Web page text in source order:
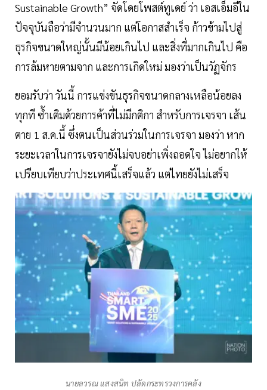
Sustainable Growth” จัดโดยโพสต์ทูเดย์ ว่า เอสเอ็มอีใน
ปัจจุบันถือว่ามีจำนวนมาก แต่โอกาสสำเร็จ ก้าวข้ามไปสู่
ธุรกิจขนาดใหญ่นั้นมีน้อยเกินไป และสิ่งที่มากเกินไป คือ
การล้มหายตามจาก และการเกิดใหม่ มองว่าเป็นวัฏจักร
ยอมรับว่า วันนี้ การแข่งขันธุรกิจขนาดกลางเหลือน้อยลง
ทุกที ซ้ำเติมด้วยการค้าที่ไม่มีกติกา สำหรับการเจรจา เส้น
ตาย 1 ส.ค.นี้ ซึ่งตนเป็นส่วนร่วมในการเจรจา มองว่า หาก
ระยะเวลาในการเจรจายังไม่จบอย่าเพิ่งถอดใจ ไม่อยากให้
เปรียบเทียบว่าประเทศนี้เสร็จแล้ว แต่ไทยยังไม่เสร็จ
นายลวรณ แสงสนิท ปลัดกระทรวงการคลัง